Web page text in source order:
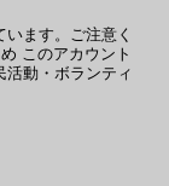
います。ご注意く
このアカウント
活動・ボランティ